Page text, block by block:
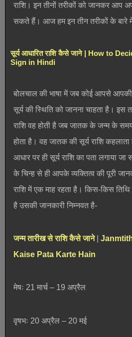
राशि। इन तीनों तरीकों को जानकर आप
सकते हैं। आज हम इन तीन तरीकों के बारे में
सूर्य आधारित राशि कैसे जाने | How to
Sign in Hindi
बोलचाल की भाषा में जब कोई आपसे
सूर्य की स्थिति को जानना चाहता है।
राशि वह होती है जब जातक के जन्म के
होता है। वह जातक की सूर्य राशि
आधार पर ही सूर्य राशि का पता लगाया
के चिन्ह से ही आपके व्यक्तित्व की पूरी
राशि में एक माह रहता है। किस-किस तिथि
है उसकी जानकारी निम्नवत है-
जन्म तारीख से राशि कैसे जाने|
Kaise Pata Karte Hain
मेषः 21 मार्च – 19 अप्रैल
वृषभः 20 अप्रैल – 20 मई